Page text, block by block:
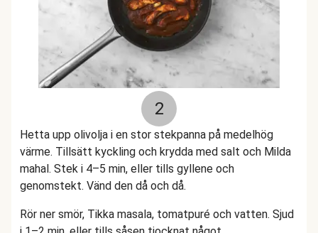
2
Hetta upp olivolja i en stor stekpanna på medelhög
värme. Tillsätt kyckling och krydda med salt och Milda
mahal. Stek i 4–5 min, eller tills gyllene och
genomstekt. Vänd den då och då.
Rör ner smör, Tikka masala, tomatpuré och vatten. Sjud